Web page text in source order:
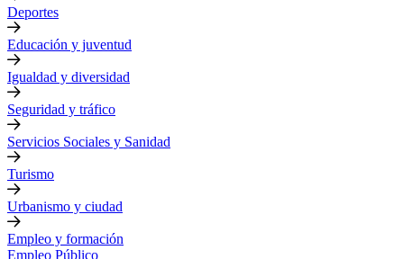
Deportes
Educación y juventud
Igualdad y diversidad
Seguridad y tráfico
Servicios Sociales y Sanidad
Turismo
Urbanismo y ciudad
Empleo y formación
Empleo Público